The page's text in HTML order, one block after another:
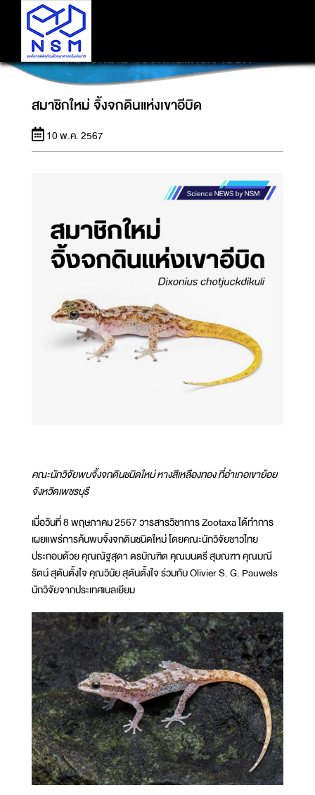
สมาชิกใหม่ จิ้งจกดินแห่งเขาอีบิด
สมาชิกใหม่ จิ้งจกดินแห่งเขาอีบิด
10 พ.ค. 2567
คณะนักวิจัยพบจิ้งจกดินชนิดใหม่ หางสีเหลืองทอง ที่อำเภอเขาย้อย
จังหวัดเพชรบุรี
เมื่อวันที่ 8 พฤษภาคม 2567 วารสารวิชาการ Zootaxa ได้ทำการ
เผยแพร่การค้นพบจิ้งจกดินชนิดใหม่ โดยคณะนักวิจัยชาวไทย
ประกอบด้วย คุณณัฐสุดา ดรบัณฑิต คุณมนตรี สุมณฑา คุณมณี
รัตน์ สุตันตั้งใจ คุณวินัย สุตันตั้งใจ ร่วมกับ Olivier S. G. Pauwels
นักวิจัยจากประเทศเบลเยียม